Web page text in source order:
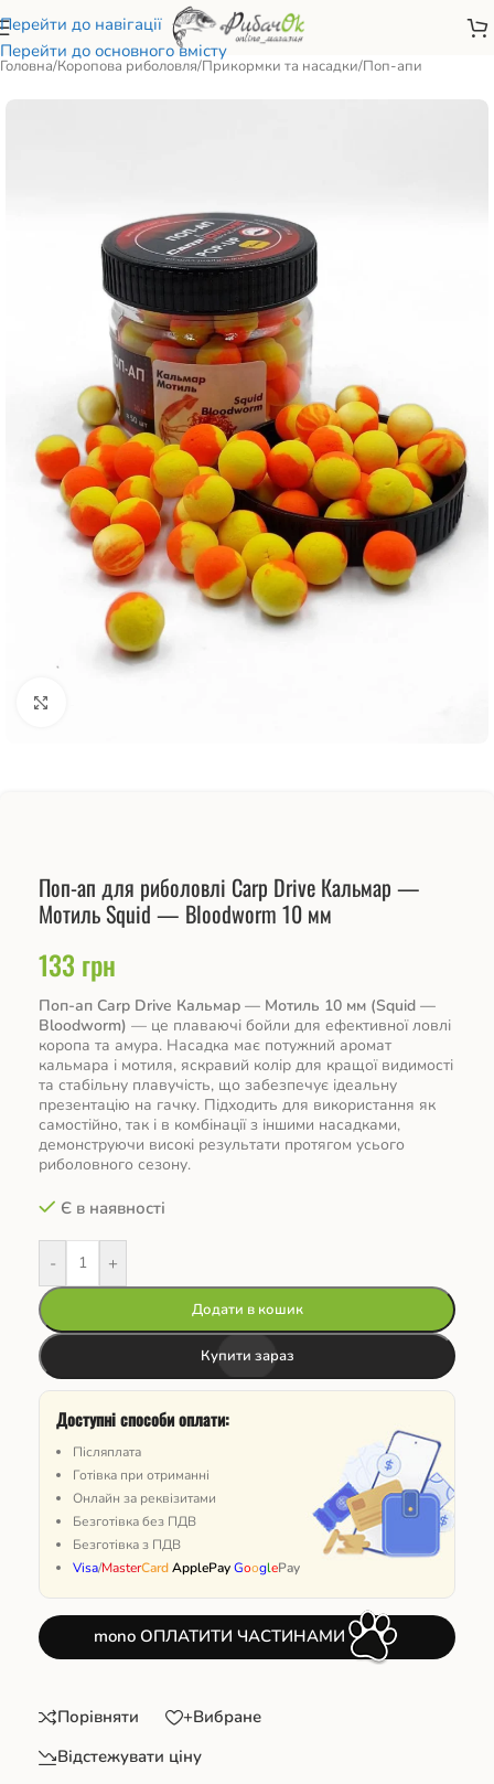
Перейти до навігації
Перейти до основного вмісту
Головна/Коропова риболовля/Прикормки та насадки/Поп-апи
Поп-ап для риболовлі Carp Drive Кальмар —
Мотиль Squid — Bloodworm 10 мм
133 грн
Поп-ап Carp Drive Кальмар — Мотиль 10 мм (Squid —
Bloodworm) — це плаваючі бойли для ефективної ловлі
коропа та амура. Насадка має потужний аромат
кальмара і мотиля, яскравий колір для кращої видимості
та стабільну плавучість, що забезпечує ідеальну
презентацію на гачку. Підходить для використання як
самостійно, так і в комбінації з іншими насадками,
демонструючи високі результати протягом усього
риболовного сезону.
Є в наявності
- +
Додати в кошик
Купити зараз
Доступні способи оплати:
Післяплата
Готівка при отриманні
Онлайн за реквізитами
Безготівка без ПДВ
Безготівка з ПДВ
Visa/MasterCardApplePayGooglePay
mono ОПЛАТИТИ ЧАСТИНАМИ
Порівняти
+Вибране
Відстежувати ціну